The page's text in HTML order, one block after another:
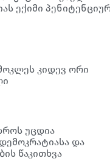
ექიმი
კიდევ ორი
უცდია
და
წაკითხვა